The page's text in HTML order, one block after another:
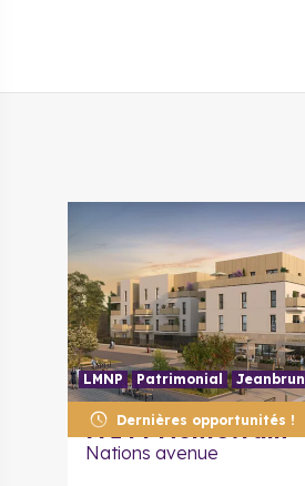
Dernières opportunités !
LMNP Patrimonial Jeanbrun
77144 Montévrain
Nations avenue